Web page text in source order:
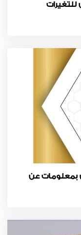
للتغيرات
بمعلومات عن